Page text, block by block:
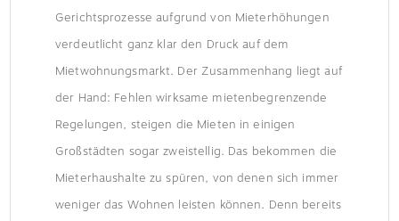
Gerichtsprozesse aufgrund von Mieterhöhungen
verdeutlicht ganz klar den Druck auf dem
Mietwohnungsmarkt. Der Zusammenhang liegt auf
der Hand: Fehlen wirksame mietenbegrenzende
Regelungen, steigen die Mieten in einigen
Großstädten sogar zweistellig. Das bekommen die
Mieterhaushalte zu spüren, von denen sich immer
weniger das Wohnen leisten können. Denn bereits